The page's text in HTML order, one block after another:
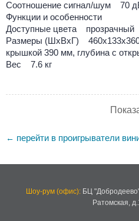
Соотношение сигнал/шум 70
Функции и особенности
Доступные цвета прозрачный
Размеры (ШxВxГ) 460x133x360
крышкой 390 мм, глубина с
Вес 7.6 кг
← перейти в проигрыватели
Шоу-рум (офис):БЦ
Ратомская,